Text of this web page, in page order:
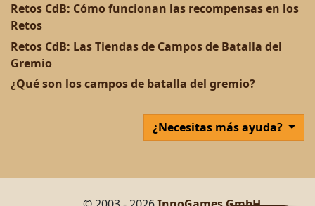
Retos CdB: Cómo funcionan las recompensas en los
Retos
Retos CdB: Las Tiendas de Campos de Batalla del
Gremio
¿Qué son los campos de batalla del gremio?
¿Necesitas más ayuda?